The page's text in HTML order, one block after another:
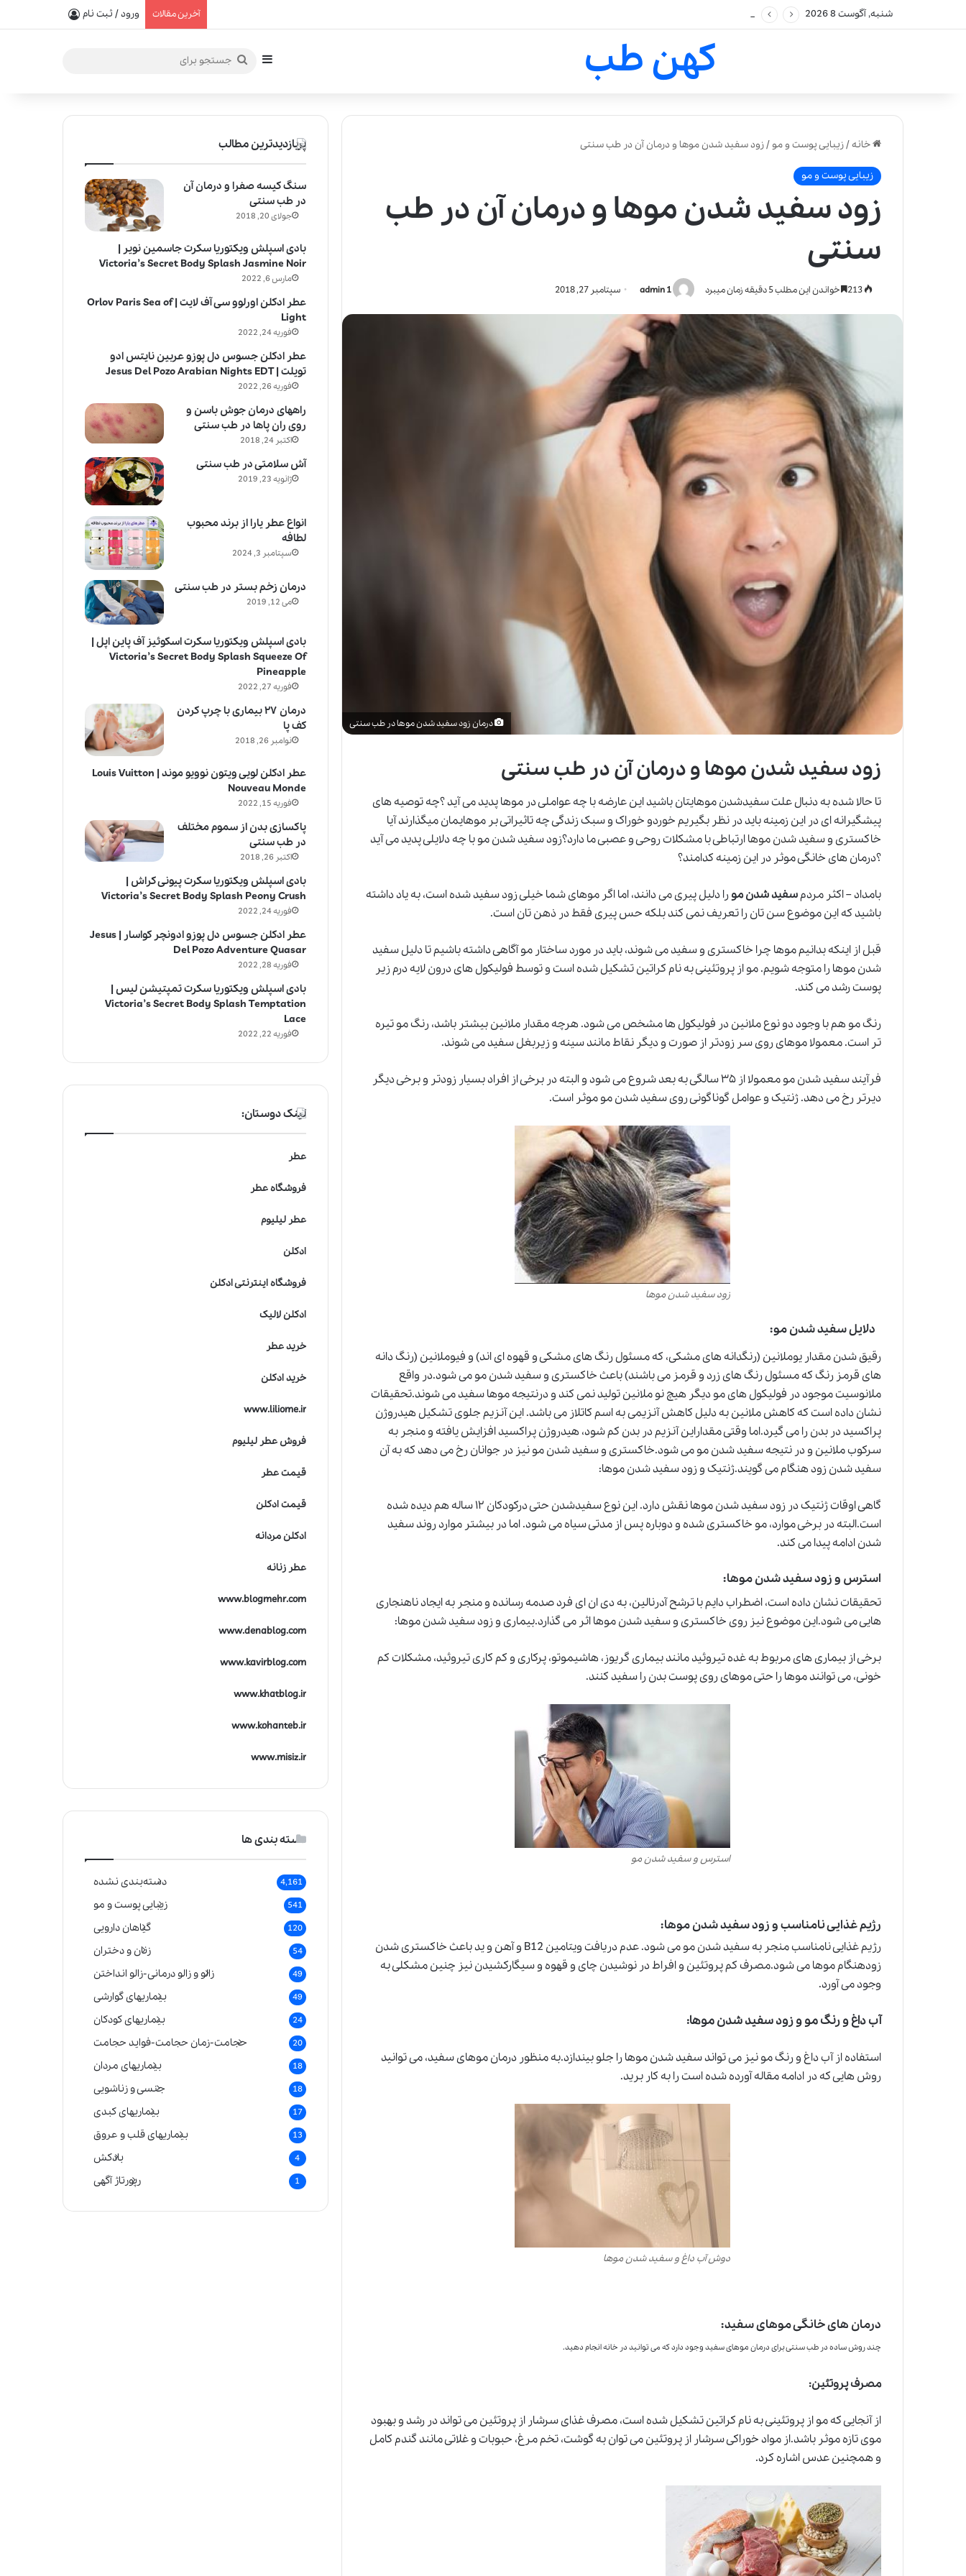
شنبه, آگوست 8 2026 آخرین مقالات ورود / ثبت نام
کهن طب سایدبارجستجو
خانه/زیبایی پوست و مو /زود سفید شدن موها و درمان آن در طب سنتی
زیبایی پوست و مو
زود سفید شدن موها و درمان آن در طب
سنتی
admin 1 سپتامبر 27, 2018 خواندن این مطلب 5 دقیقه زمان میبرد
درمان زود سفید شدن موها در طب سنتی
زود سفید شدن موها و درمان آن در طب سنتی
تا حالا شده به دنبال علت سفیدشدن موهایتان باشید این عارضه با چه عواملی در موها پدید می آید ؟چه توصیه های
پیشگیرانه ای در این زمینه باید در نظر بگیریم خوردو خوراک و سبک زندگی چه تاثیراتی بر موهایمان میگذارند آیا
خاکستری وسفید شدن موهاارتباطی با مشکلات روحی و عصبی ما دارد؟زود سفید شدن مو با چه دلایلی پدید می آید
؟درمان های خانگی موثر در این زمینه کدامند؟
بامداد – اکثر مردمسفید شدن مورا دلیل پیری می دانند، اما اگر موهای شما خیلی زود سفید شده است، به یاد داشته
باشید که این موضوع سن تان را تعریف نمی کند بلکه حس پیری فقط در ذهن تان است.
قبل از اینکه بدانیم موها چرا خاکستری و سفید می شوند، باید در مورد ساختار مو آگاهی داشته باشیم تا دلیل سفید
شدن موها را متوجه شویم. مو از پروتئینی به نام کراتین تشکیل شده است و توسط فولیکول های درون لایه درم زیر
پوست رشد می کند.
رنگ مو هم با وجود دو نوع ملانین در فولیکول ها مشخص می شود. هرچه مقدار ملانین بیشتر باشد، رنگ مو تیره
تر است. معمولا موهای روی سر زودتر از صورت و دیگر نقاط مانند سینه و زیربغل سفید می شوند.
فرآیند سفید شدن مو معمولا از ۳۵ سالگی به بعد شروع می شود و البته در برخی از افراد بسیار زودتر و برخی دیگر
دیرتر رخ می دهد. ژنتیک و عوامل گوناگونی روی سفید شدن مو موثر است.
زود سفید شدن موها
دلایل سفید شدن مو:
رقیق شدن مقدار یوملانین (رنگدانه های مشکی، که مسئول رنگ های مشکی و قهوه ای اند) و فیوملانین (رنگ دانه
های قرمز رنگ که مسئول رنگ های زرد و قرمز می باشند) باعث خاکستری و سفید شدن مو می شود.در واقع
ملانوسیت موجود در فولیکول های مو دیگر هیچ نو ملانین تولید نمی کند و درنتیجه موها سفید می شوند.تحقیقات
نشان داده است که کاهش ملانین به دلیل کاهش آنزیمی به اسم کاتلاز می باشد. این آنزیم جلوی تشکیل هیدروژن
پراکسید در بدن را می گیرد.اما وقتی مقداراین آنزیم در بدن کم شود، هیدروژن پراکسید افزایش یافته و منجر به
سرکوب ملانین و در نتیجه سفید شدن مو می شود.خاکستری و سفید شدن مو نیز در جوانان رخ می دهد که به آن
سفید شدن زود هنگام می گویند.ژنتیک و زود سفید شدن موها:
گاهی اوقات ژنتیک در زود سفید شدن موها نقش دارد. این نوع سفیدشدن حتی درکودکان ۱۲ ساله هم دیده شده
است.البته در برخی موارد، مو خاکستری شده و دوباره پس از مدتی سیاه می شود. اما در بیشتر موارد روند سفید
شدن ادامه پیدا می کند.
استرس و زود سفید شدن موها:
تحقیقات نشان داده است، اضطراب دایم با ترشح آدرنالین، به دی ان ای فرد صدمه رسانده و منجر به ایجاد ناهنجاری
هایی می شود.این موضوع نیز روی خاکستری و سفید شدن موها اثر می گذارد.بیماری و زود سفید شدن موها:
برخی از بیماری های مربوط به غده تیروئید مانند بیماری گریوز، هاشیموتو، پرکاری و کم کاری تیروئید، مشکلات کم
خونی، می توانند موها را حتی موهای روی پوست بدن را سفید کنند.
استرس و سفید شدن مو
رژیم غذایی نامناسب و زود سفید شدن موها:
رژیم غذایی نامناسب منجر به سفید شدن مو می شود. عدم دریافت ویتامین B12 و آهن و ید باعث خاکستری شدن
زودهنگام موها می شود.مصرف کم پروتئین و افراط در نوشیدن چای و قهوه و سیگارکشیدن نیز چنین مشکلی به
وجود می آورد.
آب داغ و رنگ مو و زود سفید شدن موها:
استفاده از آب داغ و رنگ مو نیز می تواند سفید شدن موها را جلو بیندازد.به منظور درمان موهای سفید، می توانید
روش هایی که در ادامه مقاله آورده شده است را به کار برید.
دوش آب داغ و سفید شدن موها
درمان های خانگی موهای سفید:
چند روش ساده درطب سنتیبرای درمان موهای سفید وجود دارد که می توانید در خانه انجام دهید.
مصرف پروتئین:
از آنجایی که مو از پروتئینی به نام کراتین تشکیل شده است، مصرف غذای سرشار از پروتئین می تواند در رشد و بهبود
موی تازه موثر باشد.از مواد خوراکی سرشار از پروتئین می توان به گوشت، تخم مرغ، حبوبات و غلاتی مانند گندم کامل
و همچنین عدس اشاره کرد.
پربازدیدترین مطالب
سنگ کیسه صفرا و درمان آن
در طب سنتی
جولای 20, 2018
بادی اسپلش ویکتوریا سکرت جاسمین نویر |
Victoria’s Secret Body Splash Jasmine Noir
مارس 6, 2022
عطر ادکلن اورلوو سی آف لایت | Orlov Paris Sea of
Light
فوریه 24, 2022
عطر ادکلن جسوس دل پوزو عربین نایتس ادو
تویلت | Jesus Del Pozo Arabian Nights EDT
فوریه 26, 2022
راههای درمان جوش باسن و
روی ران پاها در طب سنتی
اکتبر 24, 2018
آش سلامتی در طب سنتی
ژانویه 23, 2019
انواع عطر یارا از برند محبوب
لطافه
سپتامبر 3, 2024
درمان زخم بستر در طب سنتی
می 12, 2019
بادی اسپلش ویکتوریا سکرت اسکوئیز آف پاین اپل |
Victoria’s Secret Body Splash Squeeze Of
Pineapple
فوریه 27, 2022
درمان ۲۷ بیماری با چرپ کردن
کف پا
نوامبر 26, 2018
عطر ادکلن لویی ویتون نوویو موند | Louis Vuitton
Nouveau Monde
فوریه 15, 2022
پاکسازی بدن از سموم مختلف
در طب سنتی
اکتبر 26, 2018
بادی اسپلش ویکتوریا سکرت پیونی کراش |
Victoria’s Secret Body Splash Peony Crush
فوریه 24, 2022
عطر ادکلن جسوس دل پوزو ادونچر کواسار | Jesus
Del Pozo Adventure Quasar
فوریه 28, 2022
بادی اسپلش ویکتوریا سکرت تمپتیشن لیس |
Victoria’s Secret Body Splash Temptation
Lace
فوریه 22, 2022
لینک دوستان:
عطر
فروشگاه عطر
عطر لیلیوم
ادکلن
فروشگاه اینترنتی ادکلن
ادکلن لالیک
خرید عطر
خرید ادکلن
www.liliome.ir
فروش عطر لیلیوم
قیمت عطر
قیمت ادکلن
ادکلن مردانه
عطر زنانه
www.blogmehr.com
www.denablog.com
www.kavirblog.com
www.khatblog.ir
www.kohanteb.ir
www.misiz.ir
دسته بندی ها
دسته‌بندی نشده 4,161
زیبایی پوست و مو 541
گیاهان دارویی 120
زنان و دختران 54
زالو و زالو درمانی-زالو انداختن 49
بیماریهای گوارشی 49
بیماریهای کودکان 24
حجامت-زمان حجامت-فواید حجامت 20
بیماریهای مردان 18
جنسی و زناشویی 18
بیماریهای کبدی 17
بیماریهای قلب و عروق 13
بادکش 4
رپورتاژ آگهی 1